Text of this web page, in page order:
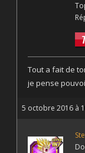
Tout a fait de
je pense
5 octobre 2016 à